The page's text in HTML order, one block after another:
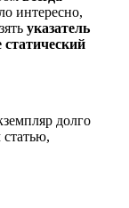
интересно,
указатель
статический
долго